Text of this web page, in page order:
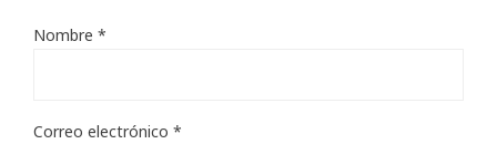
Nombre *
Correo electrónico *